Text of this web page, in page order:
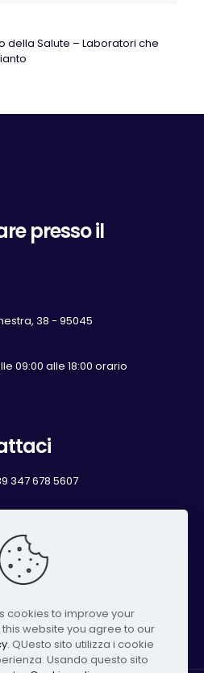
della Salute – Laboratori che
presso il
38 - 95045
09:00 alle 18:00 orario
347 678 5607
LinkedIn
YouTube
cookies to improve your
website you agree to our
. QUesto sito utilizza i cookie
Usando questo sito